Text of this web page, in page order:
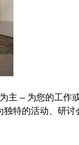
主 – 为您的工作
特的活动、研讨